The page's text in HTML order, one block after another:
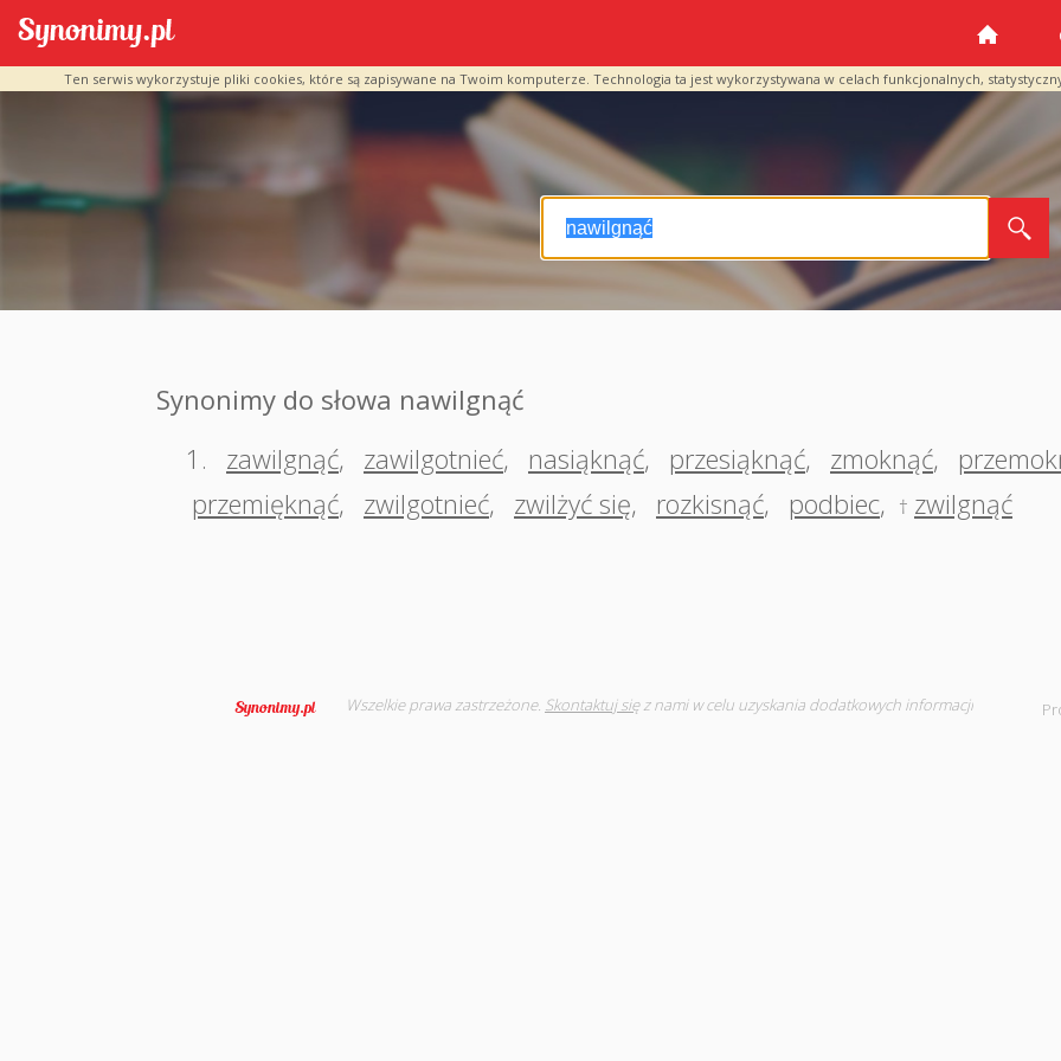
Ten serwis wykorzystuje pliki cookies, które są zapisywane na Twoim komputerze. Technologia ta jest wykorzystywana w celach funkcjonalnych,
Synonimy do słowa nawilgnąć
1.
zawilgnąć, zawilgotnieć, nasiąknąć, przesiąknąć, zmoknąć,
przemięknąć, zwilgotnieć, zwilżyć się, rozkisnąć, podbiec, † zwilgnąć
Wszelkie prawa zastrzeżone. Skontaktuj sięz nami w celu uzyskania dodatkowych informacji